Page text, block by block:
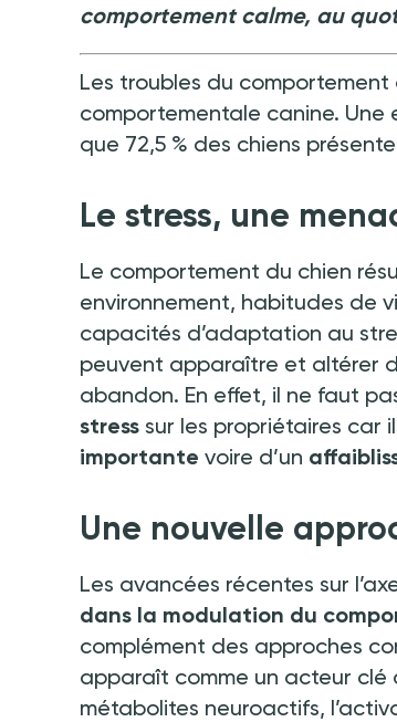
comportement calme, au
Les troubles du
comportementale canine.
que 72,5 % des chiens
Le stress, une
Le comportement du chien
environnement, habitudes de
capacités d’adaptation au
peuvent apparaître et altérer
abandon. En effet, il ne faut
stress sur les propriétaires car
importante voire d’un
Une nouvelle
Les avancées récentes sur
dans la modulation du
complément des approches
apparaît comme un acteur clé
métabolites neuroactifs,